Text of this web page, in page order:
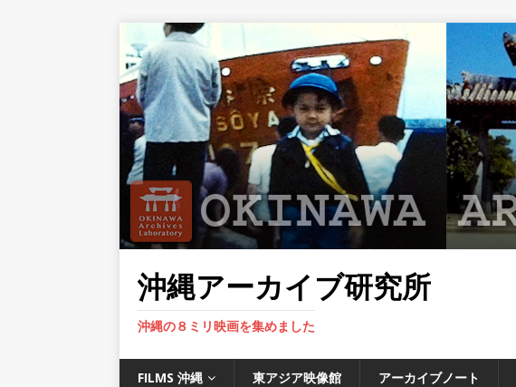
沖縄アーカイブ研究所
沖縄の８ミリ映画を集めました
FILMS 沖縄 東アジア映像館 アーカイブノート